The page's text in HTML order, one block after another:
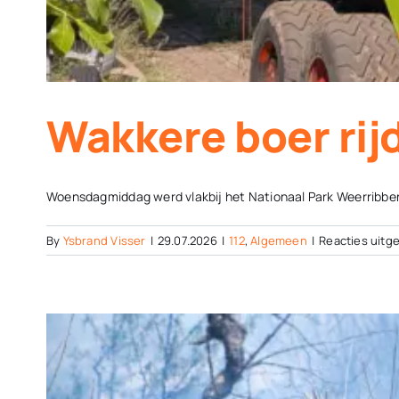
Wakkere boer
Woensdagmiddag werd vlakbij het Nationaal Park
By Ysbrand Visser | 29.07.2026 | 112,Algemeen | Reacties